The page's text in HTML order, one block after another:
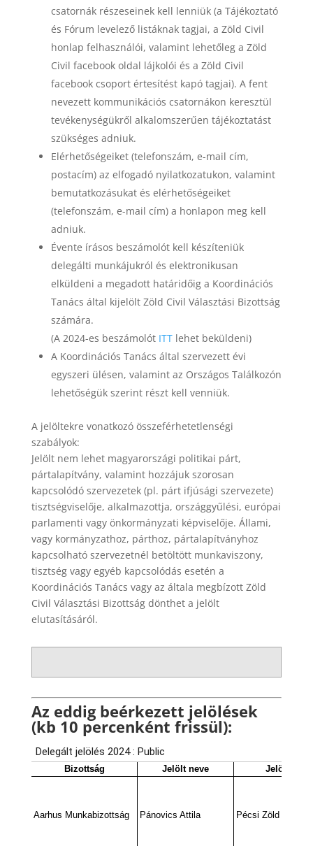
csatornák részeseinek kell lenniük (a Tájékoztató
és Fórum levelező listáknak tagjai, a Zöld Civil
honlap felhasználói, valamint lehetőleg a Zöld
Civil facebook oldal lájkolói és a Zöld Civil
facebook csoport értesítést kapó tagjai). A fent
nevezett kommunikációs csatornákon keresztül
tevékenységükről alkalomszerűen tájékoztatást
szükséges adniuk.
Elérhetőségeiket (telefonszám, e-mail cím,
postacím) az elfogadó nyilatkozatukon, valamint
bemutatkozásukat és elérhetőségeiket
(telefonszám, e-mail cím) a honlapon meg kell
adniuk.
Évente írásos beszámolót kell készíteniük
delegálti munkájukról és elektronikusan
elküldeni a megadott határidőig a Koordinációs
Tanács által kijelölt Zöld Civil Választási Bizottság
számára.
(A 2024-es beszámolót ITTlehet beküldeni)
A Koordinációs Tanács által szervezett évi
egyszeri ülésen, valamint az Országos Találkozón
lehetőségük szerint részt kell venniük.
A jelöltekre vonatkozó összeférhetetlenségi
szabályok:
Jelölt nem lehet magyarországi politikai párt,
pártalapítvány, valamint hozzájuk szorosan
kapcsolódó szervezetek (pl. párt ifjúsági szervezete)
tisztségviselője, alkalmazottja, országgyűlési, európai
parlamenti vagy önkormányzati képviselője. Állami,
vagy kormányzathoz, párthoz, pártalapítványhoz
kapcsolható szervezetnél betöltött munkaviszony,
tisztség vagy egyéb kapcsolódás esetén a
Koordinációs Tanács vagy az általa megbízott Zöld
Civil Választási Bizottság dönthet a jelölt
elutasításáról.
Az eddig beérkezett jelölések
(kb 10 percenként frissül):